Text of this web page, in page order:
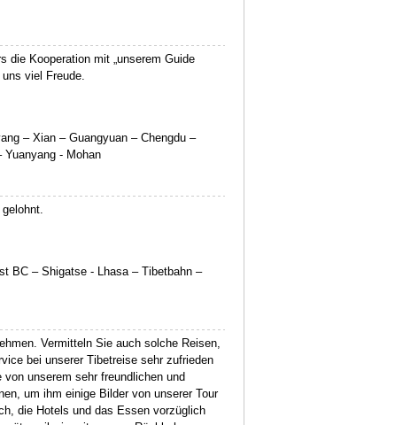
die Kooperation mit „unserem Guide
viel Freude.
– Xian – Guangyuan – Chengdu –
- Mohan
BC – Shigatse - Lhasa – Tibetbahn –
Vermitteln Sie auch solche Reisen,
bei unserer Tibetreise sehr zufrieden
unserem sehr freundlichen und
um ihm einige Bilder von unserer Tour
die Hotels und das Essen vorzüglich